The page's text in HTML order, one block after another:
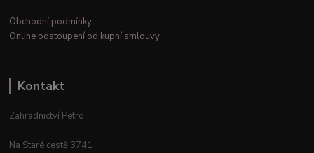
Obchodní podmínky
Online odstoupení od kupní smlouvy
Kontakt
Zahradnictví Petro
Na Staré cestě 3741